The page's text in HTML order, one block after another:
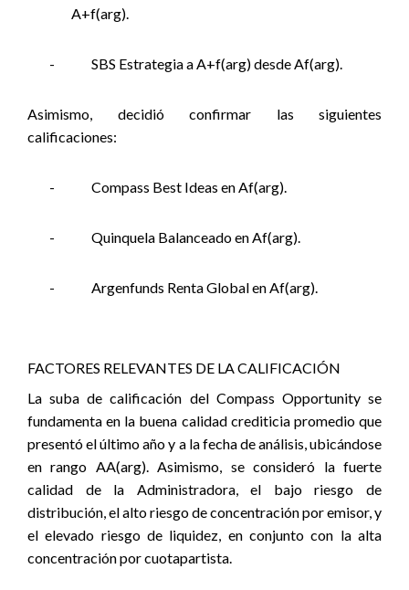
A+f(arg).
- SBS Estrategia a A+f(arg) desde Af(arg).
Asimismo, decidió confirmar las siguientes
calificaciones:
- Compass Best Ideas en Af(arg).
- Quinquela Balanceado en Af(arg).
- Argenfunds Renta Global en Af(arg).
FACTORES RELEVANTES DE LA CALIFICACIÓN
La suba de calificación del Compass Opportunity se
fundamenta en la buena calidad crediticia promedio que
presentó el último año y a la fecha de análisis, ubicándose
en rango AA(arg). Asimismo, se consideró la fuerte
calidad de la Administradora, el bajo riesgo de
distribución, el alto riesgo de concentración por emisor, y
el elevado riesgo de liquidez, en conjunto con la alta
concentración por cuotapartista.